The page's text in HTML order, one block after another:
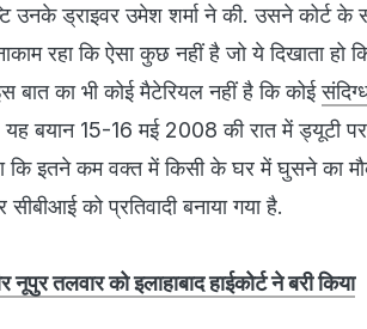
उनके ड्राइवर उमेश शर्मा ने की. उसने कोर्ट के
रहा कि ऐसा कुछ नहीं है जो ये दिखाता हो
बात का भी कोई मैटेरियल नहीं है कि कोई
बयान 15-16 मई 2008 की रात में ड्यूटी
कि इतने कम वक्त में किसी के घर में घुसने का
को प्रतिवादी बनाया गया है.
तलवार को इलाहाबाद हाईकोर्ट ने बरी किया